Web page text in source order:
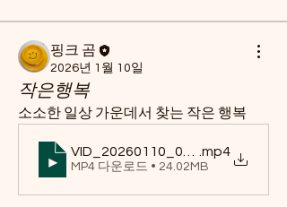
핑크 곰
2026년 1월 10일
작은행복
소소한 일상 가운데서 찾는 작은 행복
VID_20260110_061859_598_bsl
.mp4
MP4 다운로드 • 24.02MB